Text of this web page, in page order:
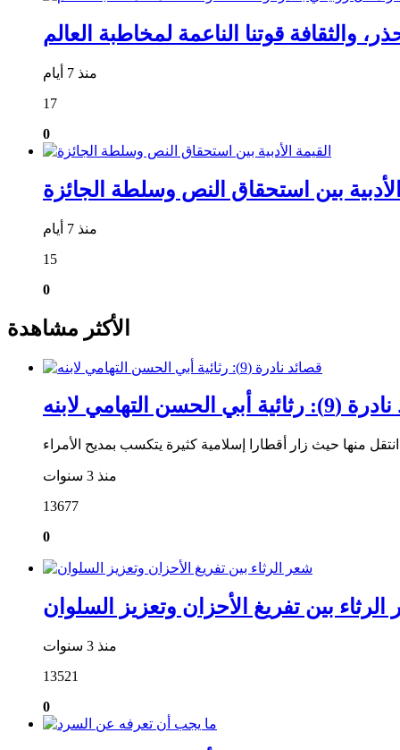
منذ 7 أيام
17
0
بين استحقاق النص وسلطة الجائزة
منذ 7 أيام
15
0
الأكثر مشاهدة
أبي الحسن التهامي لابنه
منذ 3 سنوات
13677
0
بين تفريغ الأحزان وتعزيز السلوان
منذ 3 سنوات
13521
0